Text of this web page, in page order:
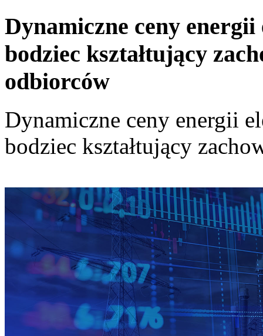
Dynamiczne ceny
bodziec kształtujący
odbiorców
Dynamiczne ceny energii
bodziec kształtujący